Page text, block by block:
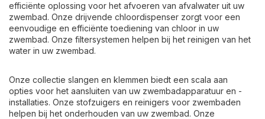
efficiënte oplossing voor het afvoeren van afvalwater uit uw
zwembad. Onze drijvende chloordispenser zorgt voor een
eenvoudige en efficiënte toediening van chloor in uw
zwembad. Onze filtersystemen helpen bij het reinigen van het
water in uw zwembad.
Onze collectie slangen en klemmen biedt een scala aan
opties voor het aansluiten van uw zwembadapparatuur en -
installaties. Onze stofzuigers en reinigers voor zwembaden
helpen bij het onderhouden van uw zwembad. Onze